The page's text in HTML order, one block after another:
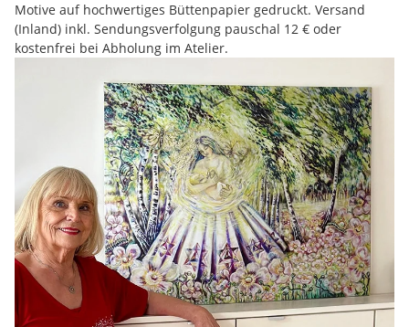
Motive auf hochwertiges Büttenpapier gedruckt. Versand
(Inland) inkl. Sendungsverfolgung pauschal 12 € oder
kostenfrei bei Abholung im Atelier.